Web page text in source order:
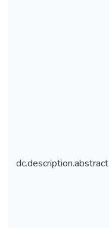
dc.description.abstract